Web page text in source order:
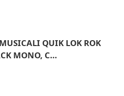
QUIK LOK ROK
MONO, C…